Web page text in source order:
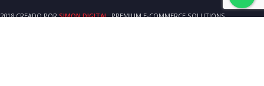
2018 CREADO PORSIMON DIGITAL. PREMIUM E-COMMERCE SOLUTIONS.